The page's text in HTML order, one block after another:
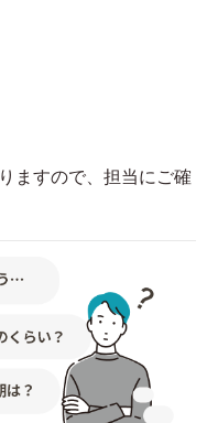
ますので、担当にご確